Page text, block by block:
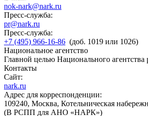
nok-nark@nark.ru
Пресс-служба:
pr@nark.ru
Пресс-служба:
+7 (495) 966-16-86 (доб. 1019 или 1026)
Национальное агентство
Главной целью Национального
Контакты
Сайт:
nark.ru
Адрес для корреспонденции:
109240, Москва, Котельническая
(В РСПП для АНО «НАРК»)